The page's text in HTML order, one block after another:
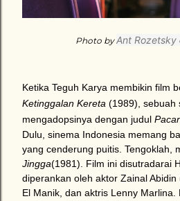
Photo byAnt Rozetsky
Ketika Teguh Karya membikin film
Ketinggalan Kereta (1989), sebuah
mengadopsinya dengan judul
Dulu, sinema Indonesia memang
yang cenderung puitis. Tengoklah,
Jingga(1981). Film ini disutradarai
diperankan oleh aktor Zainal Abidin
El Manik, dan aktris Lenny Marlina.